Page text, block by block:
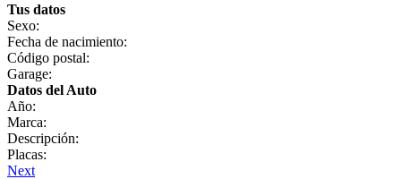
Tus datos
Sexo:
Fecha de nacimiento:
Código postal:
Garage:
Datos del Auto
Año:
Marca:
Descripción:
Placas:
Next